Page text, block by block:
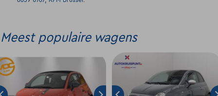
Meest populaire wagens